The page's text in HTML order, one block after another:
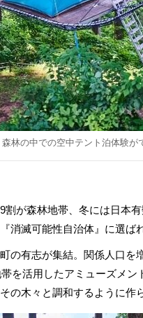
森林の中での空中テント泊体験が
が森林地帯、冬には日本
消滅可能性自治体』に選ば
の有志が集結。関係人口を
を活用したアミューズメ
の木々と調和するように作